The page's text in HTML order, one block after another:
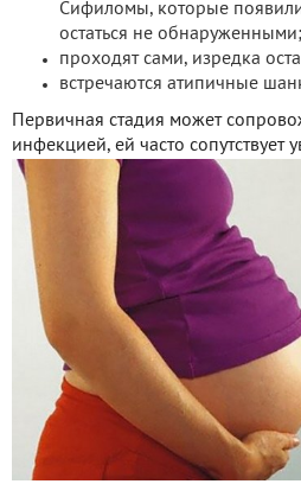
Сифиломы, которые
остаться не обнаруженными;
проходят сами, изредка
встречаются атипичные
Первичная стадия может
инфекцией, ей часто сопутствует